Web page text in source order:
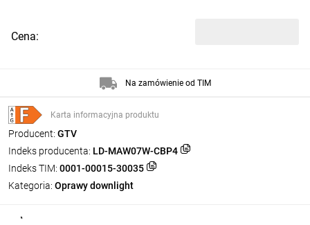
Karta informacyjna produktu
Producent: GTV
Indeks producenta: LD-MAW07W-CBP4
Indeks TIM: 0001-00015-30035
Kategoria: Oprawy downlight
Cena:
Na zamówienie od TIM